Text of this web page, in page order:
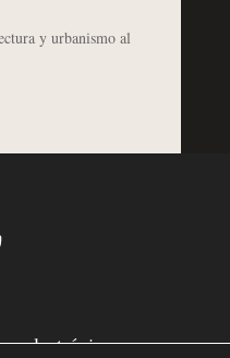
y urbanismo al
electrónico